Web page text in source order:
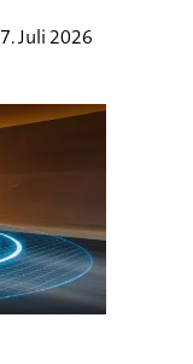
7. Juli 2026